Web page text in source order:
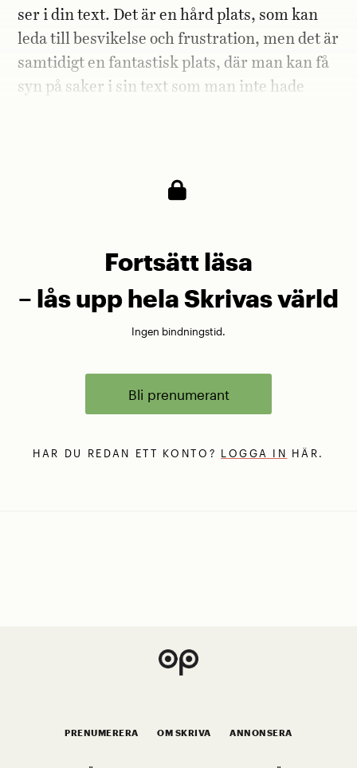
ser i din text. Det är en hård plats, som kan
leda till besvikelse och frustration, men det är
samtidigt en fantastisk plats, där man kan få
syn på saker i sin text som man inte hade
Fortsätt läsa
– lås upp hela Skrivas värld
Ingen bindningstid.
Bli prenumerant
HAR DU REDAN ETT KONTO? LOGGA IN HÄR.
PRENUMERERA OM SKRIVA ANNONSERA